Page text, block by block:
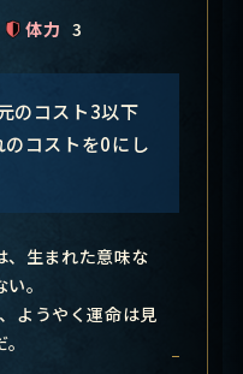
体力 3
のコスト3以下
コストを0にし
、生まれた意味な
。
ようやく運命は見